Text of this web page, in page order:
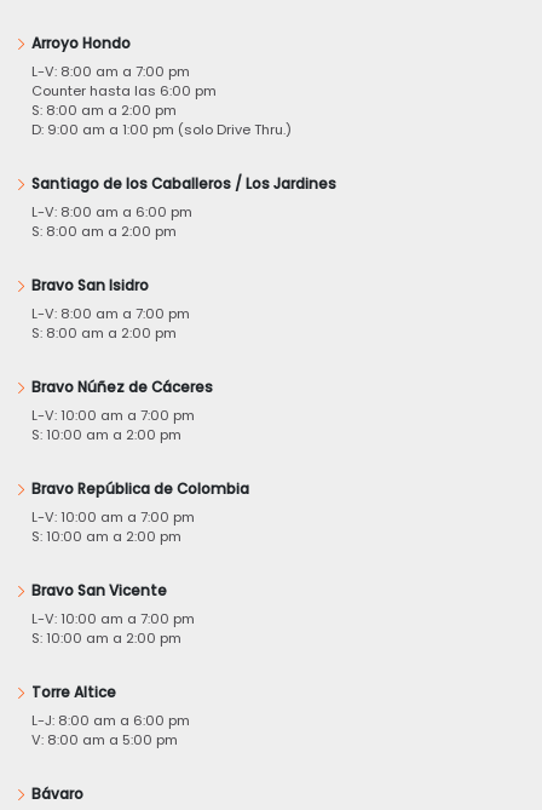
Arroyo Hondo
L-V: 8:00 am a 7:00 pm
Counter hasta las 6:00 pm
S: 8:00 am a 2:00 pm
D: 9:00 am a 1:00 pm (solo Drive Thru.)
Santiago de los Caballeros / Los Jardines
L-V: 8:00 am a 6:00 pm
S: 8:00 am a 2:00 pm
Bravo San Isidro
L-V: 8:00 am a 7:00 pm
S: 8:00 am a 2:00 pm
Bravo Núñez de Cáceres
L-V: 10:00 am a 7:00 pm
S: 10:00 am a 2:00 pm
Bravo República de Colombia
L-V: 10:00 am a 7:00 pm
S: 10:00 am a 2:00 pm
Bravo San Vicente
L-V: 10:00 am a 7:00 pm
S: 10:00 am a 2:00 pm
Torre Altice
L-J: 8:00 am a 6:00 pm
V: 8:00 am a 5:00 pm
Bávaro